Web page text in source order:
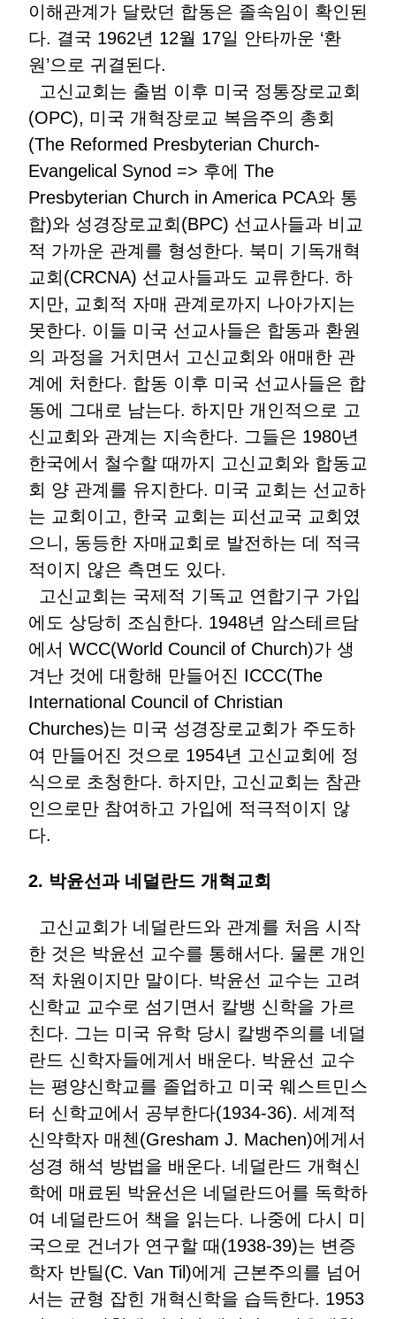
이해관계가 달랐던 합동은 졸속임이 확인된
다. 결국 1962년 12월 17일 안타까운 ‘환
원’으로 귀결된다.
고신교회는 출범 이후 미국 정통장로교회
(OPC), 미국 개혁장로교 복음주의 총회
(The Reformed Presbyterian Church-
Evangelical Synod => 후에 The
Presbyterian Church in America PCA와 통
합)와 성경장로교회(BPC) 선교사들과 비교
적 가까운 관계를 형성한다. 북미 기독개혁
교회(CRCNA) 선교사들과도 교류한다. 하
지만, 교회적 자매 관계로까지 나아가지는
못한다. 이들 미국 선교사들은 합동과 환원
의 과정을 거치면서 고신교회와 애매한 관
계에 처한다. 합동 이후 미국 선교사들은 합
동에 그대로 남는다. 하지만 개인적으로 고
신교회와 관계는 지속한다. 그들은 1980년
한국에서 철수할 때까지 고신교회와 합동교
회 양 관계를 유지한다. 미국 교회는 선교하
는 교회이고, 한국 교회는 피선교국 교회였
으니, 동등한 자매교회로 발전하는 데 적극
적이지 않은 측면도 있다.
고신교회는 국제적 기독교 연합기구 가입
에도 상당히 조심한다. 1948년 암스테르담
에서 WCC(World Council of Church)가 생
겨난 것에 대항해 만들어진 ICCC(The
International Council of Christian
Churches)는 미국 성경장로교회가 주도하
여 만들어진 것으로 1954년 고신교회에 정
식으로 초청한다. 하지만, 고신교회는 참관
인으로만 참여하고 가입에 적극적이지 않
다.
2. 박윤선과 네덜란드 개혁교회
고신교회가 네덜란드와 관계를 처음 시작
한 것은 박윤선 교수를 통해서다. 물론 개인
적 차원이지만 말이다. 박윤선 교수는 고려
신학교 교수로 섬기면서 칼뱅 신학을 가르
친다. 그는 미국 유학 당시 칼뱅주의를 네덜
란드 신학자들에게서 배운다. 박윤선 교수
는 평양신학교를 졸업하고 미국 웨스트민스
터 신학교에서 공부한다(1934-36). 세계적
신약학자 매첸(Gresham J. Machen)에게서
성경 해석 방법을 배운다. 네덜란드 개혁신
학에 매료된 박윤선은 네덜란드어를 독학하
여 네덜란드어 책을 읽는다. 나중에 다시 미
국으로 건너가 연구할 때(1938-39)는 변증
학자 반틸(C. Van Til)에게 근본주의를 넘어
서는 균형 잡힌 개혁신학을 습득한다. 1953